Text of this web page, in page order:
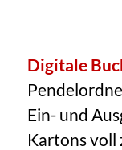
Digitale
Ein- und
Kartons voll